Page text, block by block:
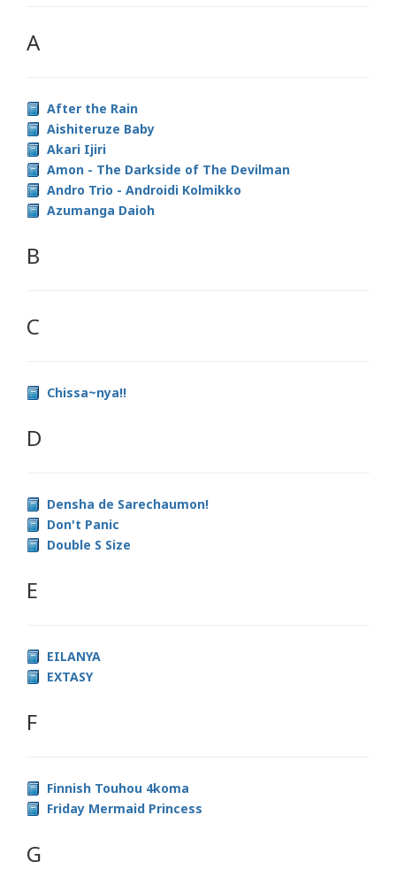
A
After the Rain
Aishiteruze Baby
Akari Ijiri
Amon - The Darkside of The Devilman
Andro Trio - Androidi Kolmikko
Azumanga Daioh
B
C
Chissa~nya!!
D
Densha de Sarechaumon!
Don't Panic
Double S Size
E
EILANYA
EXTASY
F
Finnish Touhou 4koma
Friday Mermaid Princess
G